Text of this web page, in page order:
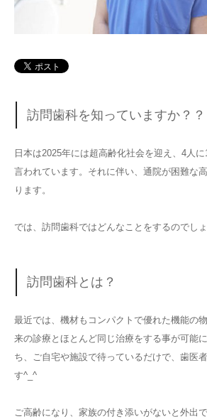
訪問歯科を知っていますか？？
日本は2025年には超高齢化社会を迎え、4人
言われています。それに伴い、通院が困難な
ります。
では、訪問歯科ではどんなことをするのでし
訪問歯科とは？
最近では、機材もコンパクトで優れた機能の
来の診療とほとんど同じ治療をする事が可能
ち、ご自宅や施設で待っているだけで、歯医
す^_^
ご高齢になり、家族の付き添いがないと外出